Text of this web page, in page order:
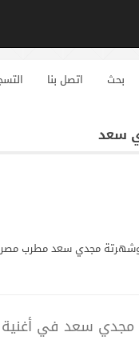
بحث اتصل بنا
سعد
مجدي سعد مطرب
مجدي سعد في